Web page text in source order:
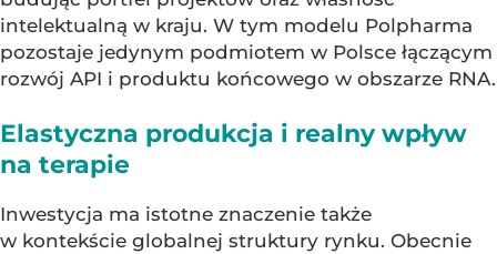
intelektualną w kraju. W tym modelu Polpharma
pozostaje jedynym podmiotem w Polsce łączącym
rozwój API i produktu końcowego w obszarze RNA.
Elastyczna produkcja i realny wpływ
na terapie
Inwestycja ma istotne znaczenie także
w kontekście globalnej struktury rynku. Obecnie